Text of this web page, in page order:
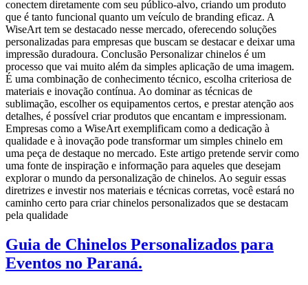
conectem diretamente com seu público-alvo, criando um produto
que é tanto funcional quanto um veículo de branding eficaz. A
WiseArt tem se destacado nesse mercado, oferecendo soluções
personalizadas para empresas que buscam se destacar e deixar uma
impressão duradoura. Conclusão Personalizar chinelos é um
processo que vai muito além da simples aplicação de uma imagem.
É uma combinação de conhecimento técnico, escolha criteriosa de
materiais e inovação contínua. Ao dominar as técnicas de
sublimação, escolher os equipamentos certos, e prestar atenção aos
detalhes, é possível criar produtos que encantam e impressionam.
Empresas como a WiseArt exemplificam como a dedicação à
qualidade e à inovação pode transformar um simples chinelo em
uma peça de destaque no mercado. Este artigo pretende servir como
uma fonte de inspiração e informação para aqueles que desejam
explorar o mundo da personalização de chinelos. Ao seguir essas
diretrizes e investir nos materiais e técnicas corretas, você estará no
caminho certo para criar chinelos personalizados que se destacam
pela qualidade
Guia de Chinelos Personalizados para
Eventos no Paraná.